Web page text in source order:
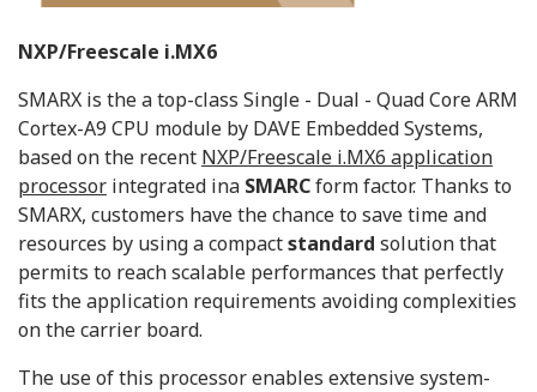
NXP/Freescale i.MX6
SMARX is the a top-class Single - Dual - Quad Core ARM
Cortex-A9 CPU module by DAVE Embedded Systems,
based on the recent NXP/Freescale i.MX6 application
processor integrated ina SMARCform factor. Thanks to
SMARX, customers have the chance to save time and
resources by using a compactstandard solution that
permits to reach scalable performances that perfectly
fits the application requirements avoiding complexities
on the carrier board.
The use of this processor enables extensive system-